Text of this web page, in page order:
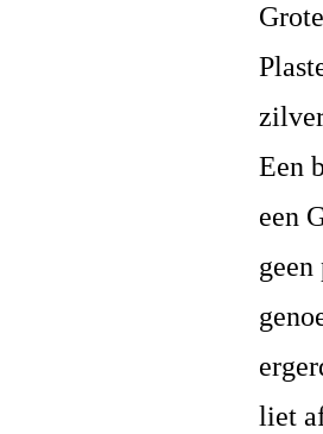
Een
een
liet